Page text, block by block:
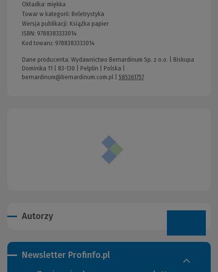
Okładka: miękka
Towar w kategorii: Beletrystyka
Wersja publikacji: Książka papier
ISBN: 9788383333014
Kod towaru: 9788383333014
Dane producenta: Wydawnictwo Bernardinum Sp. z o.o. | Biskupa
Dominika 11 | 83-130 | Pelplin | Polska |
bernardinum@bernardinum.com.pl
585361757
Autorzy
Newsletter Profinfo.pl